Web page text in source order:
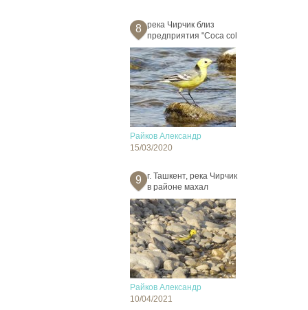
8
река Чирчик близ
предприятия "Coca col
Райков Александр
15/03/2020
9
г. Ташкент, река Чирчик
в районе махал
Райков Александр
10/04/2021